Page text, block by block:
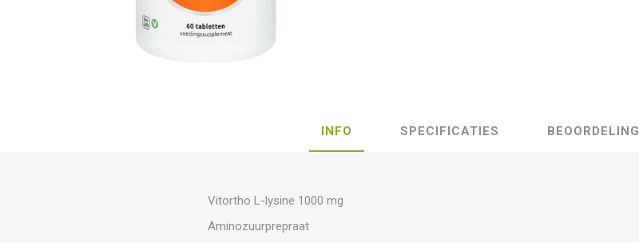
INFO SPECIFICATIES BEOORDELING
Vitortho L-lysine 1000 mg
Aminozuurprepraat